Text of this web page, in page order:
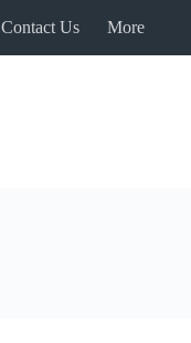
Contact Us More